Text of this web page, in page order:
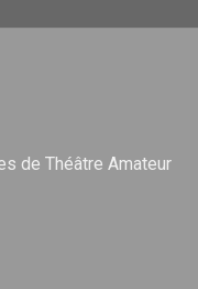
de Théâtre Amateur